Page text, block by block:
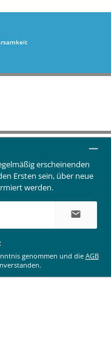
erscheinenden
Ersten sein, über neue
werden.
genommen und die AGB